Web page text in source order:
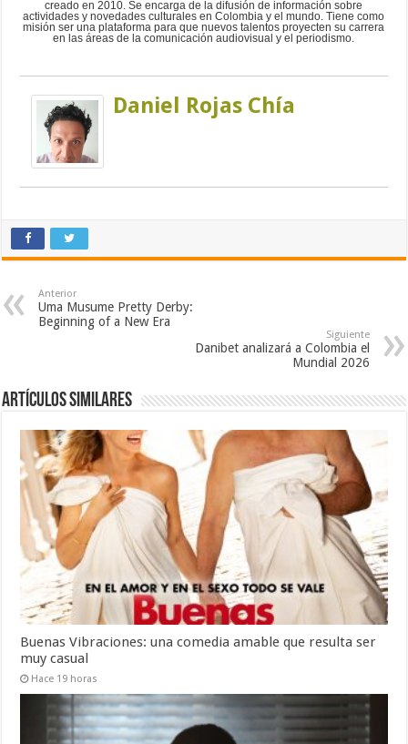
creado en 2010. Se encarga de la difusión de información sobre
actividades y novedades culturales en Colombia y el mundo. Tiene como
misión ser una plataforma para que nuevos talentos proyecten su carrera
en las áreas de la comunicación audiovisual y el periodismo.
Daniel Rojas Chía
Anterior
Uma Musume Pretty Derby:
Beginning of a New Era
Siguiente
Danibet analizará a Colombia el
Mundial 2026
Artículos similares
Buenas Vibraciones: una comedia amable que resulta ser
muy casual
Hace 19 horas